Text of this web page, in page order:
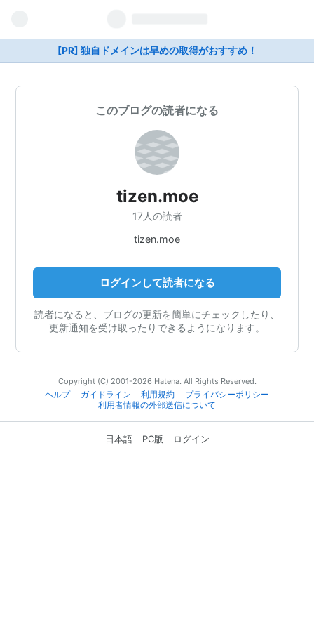
[PR] 独自ドメインは早めの取得がおすすめ！
このブログの読者になる
tizen.moe
17人の読者
tizen.moe
ログインして読者になる
読者になると、ブログの更新を簡単にチェックしたり、
更新通知を受け取ったりできるようになります。
Copyright (C) 2001-2026 Hatena. All Rights Reserved.
ヘルプ
ガイドライン 利用規約
プライバシーポリシー
利用者情報の外部送信について
日本語 PC版 ログイン